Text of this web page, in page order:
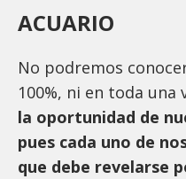
ACUARIO
No podremos
100%, ni en toda una
la oportunidad de
pues cada uno de
que debe revelarse